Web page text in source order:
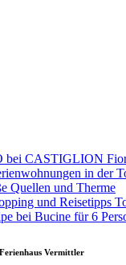
CASTIGLION
in der
Quellen und Therme
und Reisetipps
bei Bucine für 6
Vermittler